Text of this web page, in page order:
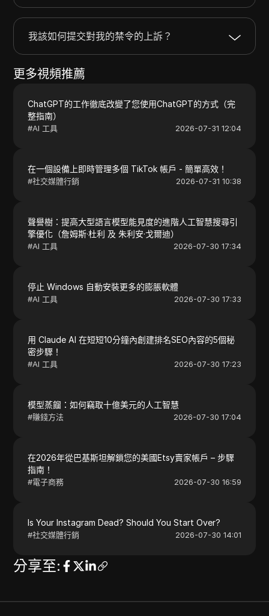
我該如何提交對我的禁令的上訴？
更多視頻推薦
ChatGPT的工作徹底改變了您使用ChatGPT的方式（完
整指南）
#AI 工具 2026-07-31 12:04
在一個設備上即時管理多個 TikTok 帳戶 - 簡單高效！
#社交媒體行銷 2026-07-31 10:38
聲譽樹：提高大型語言模型能見度的進階人工智慧搜尋引
擎優化（詹姆斯·杜利 及 朱利安·戈爾迪）
#AI 工具 2026-07-30 17:34
停止 Windows 自動安裝更多的膨脹軟體
#AI 工具 2026-07-30 17:33
用 Claude AI 在短短10分鐘內創建排名SEO內容的5個秘
密步驟！
#AI 工具 2026-07-30 17:23
模型蒸餾：如何竊取十億美元的人工智慧
#賺錢方法 2026-07-30 17:04
在2026年從巴基斯坦解鎖您的美國Etsy賣家帳戶 – 步驟
指南！
#電子商務 2026-07-30 16:59
Is Your Instagram Dead? Should You Start Over?
#社交媒體行銷 2026-07-30 14:01
分享至: